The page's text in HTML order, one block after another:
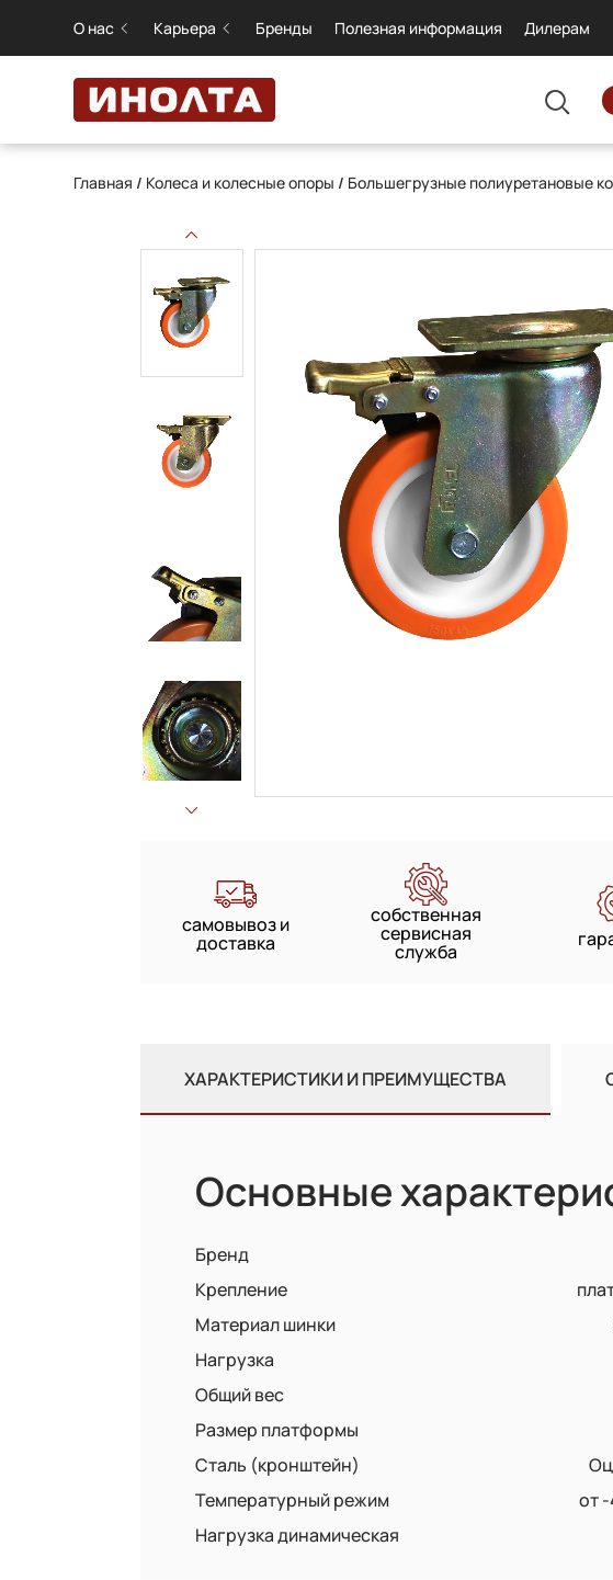
О нас Карьера Бренды Полезная информация Дилерам
Главная / Колеса и колесные опоры / Большегрузные полиуретановые
самовывоз и
доставка
собственная
сервисная
служба
ХАРАКТЕРИСТИКИ И ПРЕИМУЩЕСТВА
Основные
Бренд
Крепление
Материал шинки
Нагрузка
Общий вес
Размер платформы
Сталь (кронштейн)
Температурный режим
от
Нагрузка динамическая